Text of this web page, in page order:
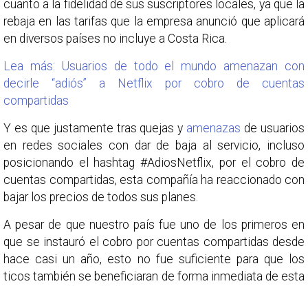
cuanto a la fidelidad de sus suscriptores locales, ya que la
rebaja en las tarifas que la empresa anunció que aplicará
en diversos países no incluye a Costa Rica.
Lea más: Usuarios de todo el mundo amenazan con
decirle “adiós” a Netflix por cobro de cuentas
compartidas
Y es que justamente tras quejas y amenazas de usuarios
en redes sociales con dar de baja al servicio, incluso
posicionando el hashtag #AdiosNetflix, por el cobro de
cuentas compartidas, esta compañía ha reaccionado con
bajar los precios de todos sus planes.
A pesar de que nuestro país fue uno de los primeros en
que se instauró el cobro por cuentas compartidas desde
hace casi un año, esto no fue suficiente para que los
ticos también se beneficiaran de forma inmediata de esta